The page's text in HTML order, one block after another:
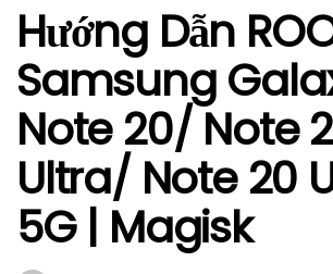
Hướng Dẫn
Samsung
Note 20/ Note
Ultra/ Note 20
5G | Magisk